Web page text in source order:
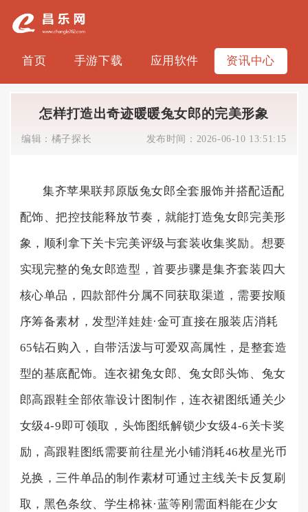
首页 手游下载 应用软件 资讯中心
怎样打造出奇迹暖暖兔女郎的完美形象
编辑： 橘子探长 发布时间： 2026-06-10 13:51:15
集齐苹果联邦原版兔女郎全套服饰并搭配适配
配饰、把控技能释放节奏，就能打造兔女郎完美形
象，顺利拿下关卡完美评级与套装收集奖励。想要
实现完整的兔女郎造型，首要步骤是集齐套装四大
核心单品，四款部件分属不同获取渠道，需要按顺
序筹备素材，发型洋娃娃·金可直接在服装店消耗
65钻石购入，自带活泼与可爱双高属性，是整套造
型的基底配饰。连衣裙兔女郎、兔女郎头饰、兔女
郎高跟鞋全部依靠设计图制作，连衣裙图纸通关少
女级4-9即可领取，头饰图纸解锁少女级4-6关卡奖
励，高跟鞋图纸需要前往星光小铺消耗46枚星光币
兑换，三件单品的制作素材可通过主线关卡反复刷
取，黑色条纹、学生棉袜·蓝等刚需面料能在少女